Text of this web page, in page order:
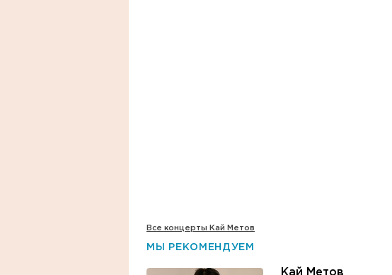
Все концерты Кай Метов
МЫ РЕКОМЕНДУЕМ
Кай Метов